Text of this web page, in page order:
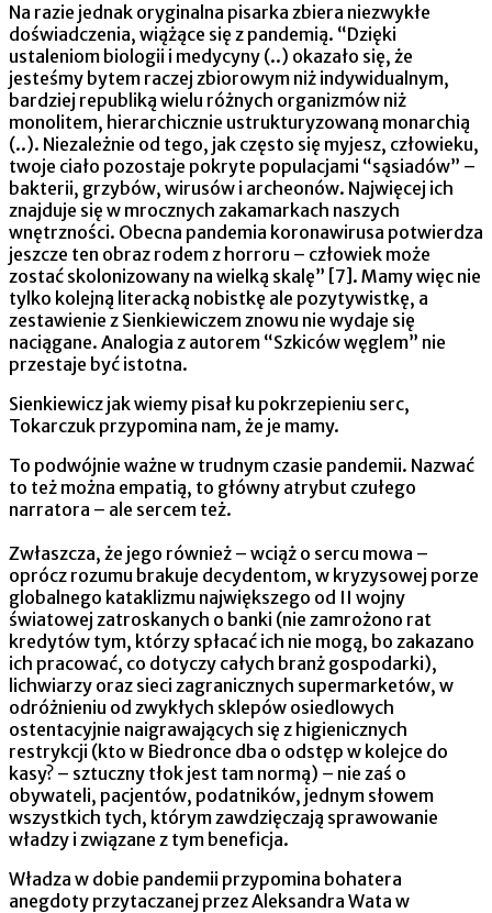
Na razie jednak oryginalna pisarka zbiera niezwykłe
doświadczenia, wiążące się z pandemią. “Dzięki
ustaleniom biologii i medycyny (..) okazało się, że
jesteśmy bytem raczej zbiorowym niż indywidualnym,
bardziej republiką wielu różnych organizmów niż
monolitem, hierarchicznie ustrukturyzowaną monarchią
(..). Niezależnie od tego, jak często się myjesz, człowieku,
twoje ciało pozostaje pokryte populacjami “sąsiadów” –
bakterii, grzybów, wirusów i archeonów. Najwięcej ich
znajduje się w mrocznych zakamarkach naszych
wnętrzności. Obecna pandemia koronawirusa potwierdza
jeszcze ten obraz rodem z horroru – człowiek może
zostać skolonizowany na wielką skalę” [7]. Mamy więc nie
tylko kolejną literacką nobistkę ale pozytywistkę, a
zestawienie z Sienkiewiczem znowu nie wydaje się
naciągane. Analogia z autorem “Szkiców węglem” nie
przestaje być istotna.
Sienkiewicz jak wiemy pisał ku pokrzepieniu serc,
Tokarczuk przypomina nam, że je mamy.
To podwójnie ważne w trudnym czasie pandemii. Nazwać
to też można empatią, to główny atrybut czułego
narratora – ale sercem też.
Zwłaszcza, że jego również – wciąż o sercu mowa –
oprócz rozumu brakuje decydentom, w kryzysowej porze
globalnego kataklizmu największego od II wojny
światowej zatroskanych o banki (nie zamrożono rat
kredytów tym, którzy spłacać ich nie mogą, bo zakazano
ich pracować, co dotyczy całych branż gospodarki),
lichwiarzy oraz sieci zagranicznych supermarketów, w
odróżnieniu od zwykłych sklepów osiedlowych
ostentacyjnie naigrawających się z higienicznych
restrykcji (kto w Biedronce dba o odstęp w kolejce do
kasy? – sztuczny tłok jest tam normą) – nie zaś o
obywateli, pacjentów, podatników, jednym słowem
wszystkich tych, którym zawdzięczają sprawowanie
władzy i związane z tym beneficja.
Władza w dobie pandemii przypomina bohatera
anegdoty przytaczanej przez Aleksandra Wata w